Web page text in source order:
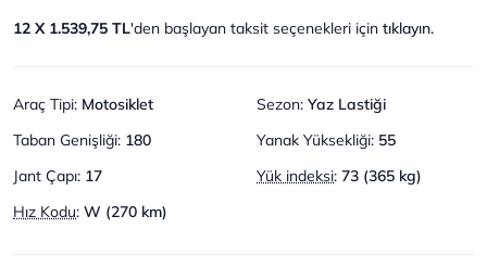
12 X 1.539,75 TL'den başlayan taksit seçenekleri için tıklayın.
Araç Tipi: Motosiklet Sezon: Yaz Lastiği
Taban Genişliği: 180 Yanak Yüksekliği: 55
Jant Çapı: 17 Yük indeksi: 73 (365 kg)
Hız Kodu: W (270 km)